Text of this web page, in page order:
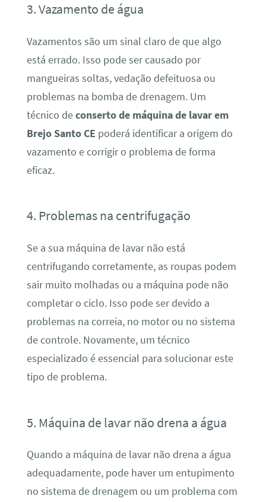
3. Vazamento de água
Vazamentos são um sinal claro de que algo
está errado. Isso pode ser causado por
mangueiras soltas, vedação defeituosa ou
problemas na bomba de drenagem. Um
técnico deconserto de máquina de lavar em
Brejo Santo CE poderá identificar a origem do
vazamento e corrigir o problema de forma
eficaz.
4. Problemas na centrifugação
Se a sua máquina de lavar não está
centrifugando corretamente, as roupas podem
sair muito molhadas ou a máquina pode não
completar o ciclo. Isso pode ser devido a
problemas na correia, no motor ou no sistema
de controle. Novamente, um técnico
especializado é essencial para solucionar este
tipo de problema.
5. Máquina de lavar não drena a água
Quando a máquina de lavar não drena a água
adequadamente, pode haver um entupimento
no sistema de drenagem ou um problema com